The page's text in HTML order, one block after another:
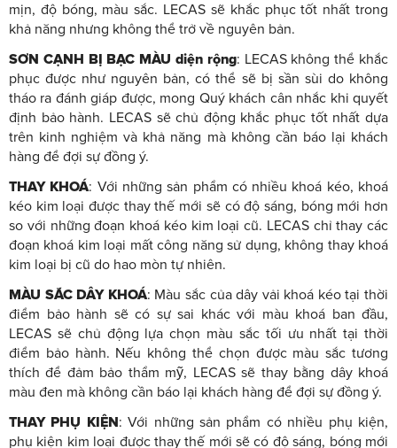
mịn, độ bóng, màu sắc. LECAS sẽ khắc phục tốt nhất trong
khả năng nhưng không thể trở về nguyên bản.
SƠN CẠNH BỊ BẠC MÀU diện rộng: LECAS không thể khắc
phục được như nguyên bản, có thể sẽ bị sần sùi do không
tháo ra đánh giáp được, mong Quý khách cân nhắc khi quyết
định bảo hành. LECAS sẽ chủ động khắc phục tốt nhất dựa
trên kinh nghiệm và khả năng mà không cần báo lại khách
hàng để đợi sự đồng ý.
THAY KHOÁ: Với những sản phẩm có nhiều khoá kéo, khoá
kéo kim loại được thay thế mới sẽ có độ sáng, bóng mới hơn
so với những đoạn khoá kéo kim loại cũ. LECAS chỉ thay các
đoạn khoá kim loại mất công năng sử dụng, không thay khoá
kim loại bị cũ do hao mòn tự nhiên.
MÀU SẮC DÂY KHOÁ: Màu sắc của dây vải khoá kéo tại thời
điểm bảo hành sẽ có sự sai khác với màu khoá ban đầu,
LECAS sẽ chủ động lựa chọn màu sắc tối ưu nhất tại thời
điểm bảo hành. Nếu không thể chọn được màu sắc tương
thích để đảm bảo thẩm mỹ, LECAS sẽ thay bằng dây khoá
màu đen mà không cần báo lại khách hàng để đợi sự đồng ý.
THAY PHỤ KIỆN: Với những sản phẩm có nhiều phụ kiện,
phụ kiện kim loại được thay thế mới sẽ có độ sáng, bóng mới